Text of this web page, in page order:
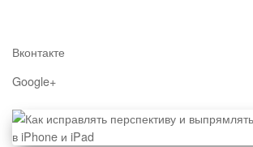
Вконтакте
Google+